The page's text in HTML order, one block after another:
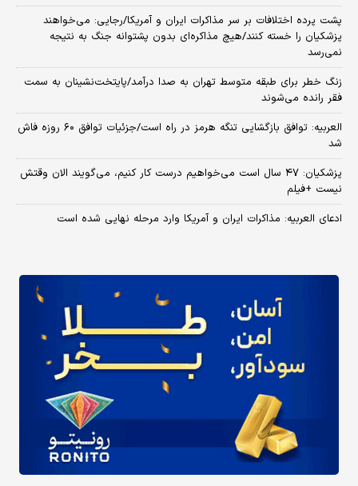
پشت پرده اختلافات بر سر مذاکرات ایران و آمریکا/رجایی: می‌خواهند
پزشکیان را خسته کنند/هیچ مذاکره‌ای بدون پشتوانه جنگ به نتیجه
نمی‌رسد
زنگ خطر برای طبقه متوسط تهران به صدا درآمد/پایتخت‌نشینان به سمت
فقر رانده می‌شوند
العربیه: توافق بازگشایی تنگه هرمز در راه است/جزئیات توافق ۶۰ روزه فاش
شد
پزشکیان: ۴۷ سال است می‌خواهیم درست کار کنیم، می‌گویند الان وقتش
نیست +فیلم
ادعای العربیه: مذاکرات ایران و آمریکا وارد مرحله نهایی شده است